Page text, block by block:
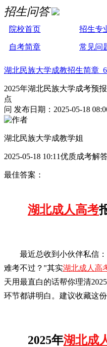
招生问答
院校首页 招生专
自考简章 常见问
湖北民族大学成教招生简章
2025年湖北民族大学成考预
点
问 发布日期：2025-05-18
湖北民族大学成教学姐
2025-05-18 10:11优质成考解
最佳答案：
湖北成人高考
最近总收到小伙伴私信
难考不过？"其实湖北成人高
天用最直白的话帮你理清
环节都讲明白。建议收藏这
2025年湖北成